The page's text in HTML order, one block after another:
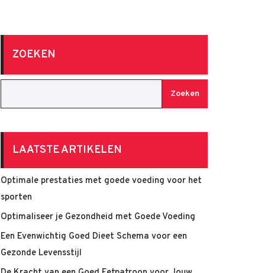
ZOEKEN
Zoeken
LAATSTE ARTIKELEN
Optimale prestaties met goede voeding voor het
sporten
Optimaliseer je Gezondheid met Goede Voeding
Een Evenwichtig Goed Dieet Schema voor een
Gezonde Levensstijl